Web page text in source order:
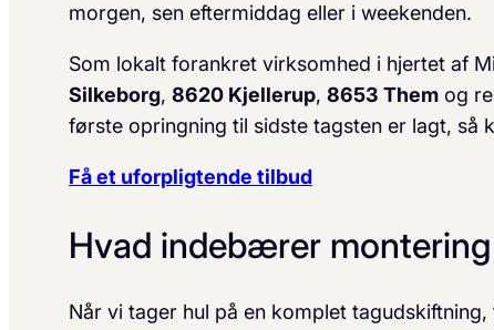
morgen, sen eftermiddag eller i weekenden.
Som lokalt forankret virksomhed i hjertet af
Silkeborg, 8620 Kjellerup, 8653 Themog
første opringning til sidste tagsten er lagt, så
Få et uforpligtende tilbud
Hvad indebærer
Når vi tager hul på en komplet